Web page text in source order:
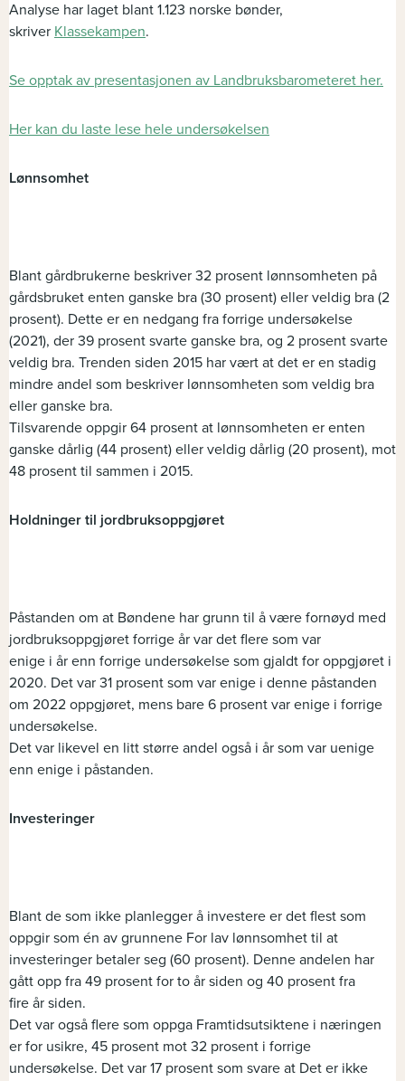
Analyse har laget blant 1.123 norske bønder,
skriver Klassekampen.
Se opptak av presentasjonen av Landbruksbarometeret her.
Her kan du laste lese hele undersøkelsen
Lønnsomhet
Blant gårdbrukerne beskriver 32 prosent lønnsomheten på
gårdsbruket enten ganske bra (30 prosent) eller veldig bra (2
prosent). Dette er en nedgang fra forrige undersøkelse
(2021), der 39 prosent svarte ganske bra, og 2 prosent svarte
veldig bra. Trenden siden 2015 har vært at det er en stadig
mindre andel som beskriver lønnsomheten som veldig bra
eller ganske bra.
Tilsvarende oppgir 64 prosent at lønnsomheten er enten
ganske dårlig (44 prosent) eller veldig dårlig (20 prosent), mot
48 prosent til sammen i 2015.
Holdninger til jordbruksoppgjøret
Påstanden om at Bøndene har grunn til å være fornøyd med
jordbruksoppgjøret forrige år var det flere som var
enige i år enn forrige undersøkelse som gjaldt for oppgjøret i
2020. Det var 31 prosent som var enige i denne påstanden
om 2022 oppgjøret, mens bare 6 prosent var enige i forrige
undersøkelse.
Det var likevel en litt større andel også i år som var uenige
enn enige i påstanden.
Investeringer
Blant de som ikke planlegger å investere er det flest som
oppgir som én av grunnene For lav lønnsomhet til at
investeringer betaler seg (60 prosent). Denne andelen har
gått opp fra 49 prosent for to år siden og 40 prosent fra
fire år siden.
Det var også flere som oppga Framtidsutsiktene i næringen
er for usikre, 45 prosent mot 32 prosent i forrige
undersøkelse. Det var 17 prosent som svare at Det er ikke